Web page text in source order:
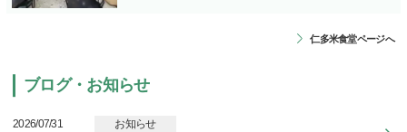
仁多米食堂ページへ
ブログ・お知らせ
2026/07/31 お知らせ